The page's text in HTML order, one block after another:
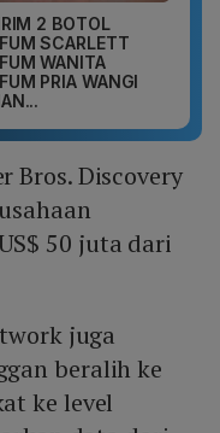
2 BOTOL
SCARLETT
WANITA
PRIA WANGI
Bros. Discovery
50 juta dari
juga
beralih ke
ke level